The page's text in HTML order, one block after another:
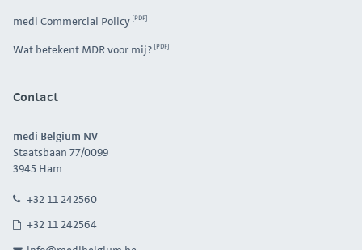
medi Commercial Policy
Wat betekent MDR voor mij?
Contact
medi Belgium NV
Staatsbaan 77/0099
3945 Ham
+32 11 242560
+32 11 242564